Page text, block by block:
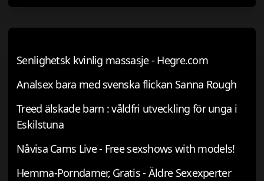
Senlighetsk kvinlig massasje - Hegre.com
Analsex bara med svenska flickan Sanna Rough
Treed älskade barn : våldfri utveckling för unga i
Eskilstuna
Nåvisa Cams Live - Free sexshows with models!
Hemma-Porndamer, Gratis - Äldre Sexexperter